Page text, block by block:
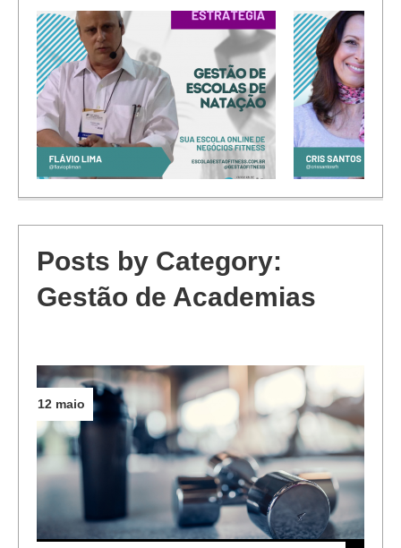
Passo a passo para as boas vindas
ao novo colaborador da academia
Inbound
Posts by Category:
Gestão de Academias
12 maio